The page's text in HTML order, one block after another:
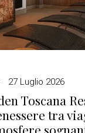
27 Luglio 2026
Toscana
tra